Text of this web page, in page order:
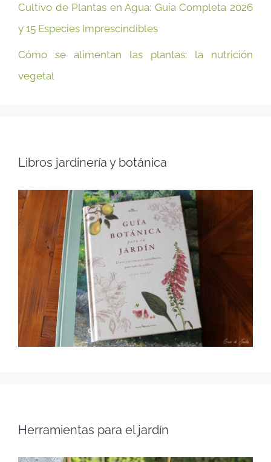
Cultivo de Plantas en Agua: Guía Completa 2026
y 15 Especies Imprescindibles
Cómo se alimentan las plantas: la nutrición
vegetal
Libros jardinería y botánica
Herramientas para el jardín